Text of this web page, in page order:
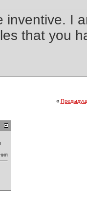
inventive. I
that you
«